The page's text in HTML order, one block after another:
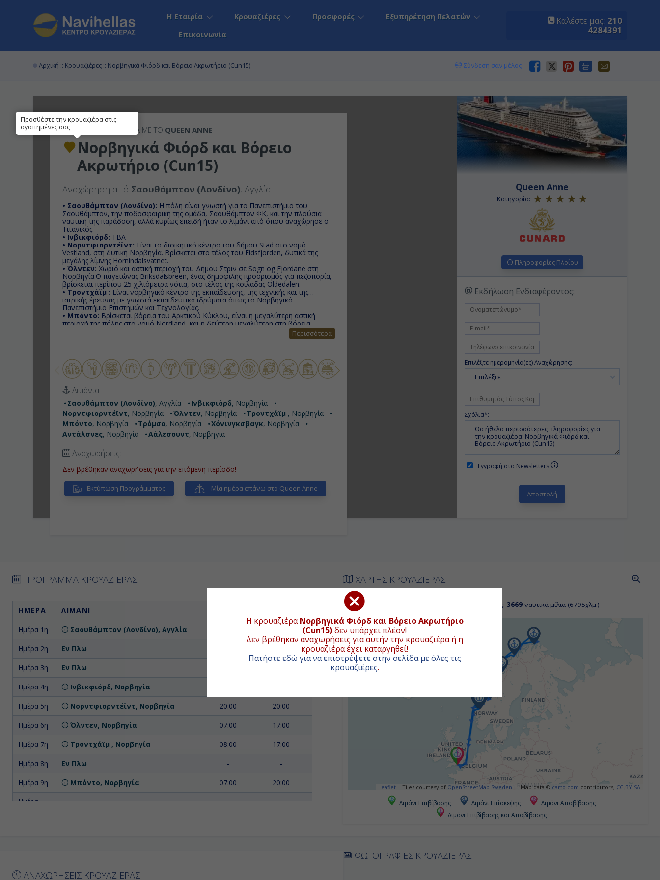
Η κρουαζιέραΝορβηγικά Φιόρδ και Βόρειο Ακρωτήριο
(Cun15)δεν υπάρχει πλέον!
Δεν βρέθηκαν αναχωρήσεις για αυτήν την κρουαζιέρα ή η
κρουαζιέρα έχει καταργηθεί!
Πατήστε εδώ για να επιστρέψετε στην σελίδα με όλες τις
κρουαζιέρες.
Η Εταιρία Κρουαζιέρες Προσφορές
Εξυπηρέτηση Πελατών
Επικοινωνία
Καλέστε μας: 210
4284391
Αρχική :: Κρουαζιέρες :: Νορβηγικά Φιόρδ και Βόρειο Ακρωτήριο (Cun15) Σύνδεση σαν μέλος
14ΉΜΕΡΗ ΚΡΟΥΑΖΙΕΡΑ ΜΕ ΤΟ QUEEN ANNE
Νορβηγικά Φιόρδ και Βόρειο
Ακρωτήριο (Cun15)
Αναχώρηση από Σαουθάμπτον (Λονδίνο), Αγγλία
• Σαουθάμπτον (Λονδίνο): H πόλη είναι γνωστή για το Πανεπιστήμιο του
Σαουθάμπτον, την ποδοσφαιρική της ομάδα, Σαουθάμπτον ΦΚ, και την πλούσια
ναυτική της παράδοση, αλλά κυρίως επειδή ήταν το λιμάνι από όπου αναχώρησε ο
Τιτανικός.
• Ινβικφιόρδ: TBA
• Νορντφιορντέϊντ: Eίναι το διοικητικό κέντρο του δήμου Stad στο νομό
Vestland, στη δυτική Νορβηγία. Βρίσκεται στο τέλος του Eidsfjorden, δυτικά της
μεγάλης λίμνης Hornindalsvatnet.
• Όλντεν:Χωριό και αστική περιοχή του Δήμου Στριν σε Sogn og Fjordane στη
Νορβηγία.Ο παγετώνας Briksdalsbreen, ένας δημοφιλής προορισμός για πεζοπορία,
βρίσκεται περίπου 25 χιλιόμετρα νότια, στο τέλος της κοιλάδας Oldedalen.
• Τροντχάϊμ : Είναι νορβηγικό κέντρο της εκπαίδευσης, της τεχνικής και της
ιατρικής έρευνας με γνωστά εκπαιδευτικά ιδρύματα όπως το Νορβηγικό
Πανεπιστήμιο Επιστημών και Τεχνολογίας.
• Μπόντο: Bρίσκεται βόρεια του Αρκτικού Κύκλου, είναι η μεγαλύτερη αστική
περιοχή της πόλης στο νομό Nordland, και η δεύτερη μεγαλύτερη στη βόρεια
Το μεγαλύτερο μέρος της, συμπεριλαμβανομένου του κέντρου της
• Χόνινγκσβαγκ: Για να ακαλύψετε πως επιβίωναν οι άνθρωποι σ’ αυτήν την
αφιλόξενη περιοχή, με τα ακραία καιρικά φαινόμενα, θα επισκεφθείτε το North Cape
Museum.
• Αντάλσνες:
εικοσιτετράωρο επικρατεί σκοτάδι.
• Αάλεσουντ:Aπό τις λίγες πόλεις, σε στυλ Art Nouveau, που υπάρχουν ακόμη σε
ολόκληρο το κόσμο, με ατμόσφαιρα και ξεχωριστό χαρακτήρα που εκτιμάται από
τους κατοίκους της, αλλά και από πολυάριθμους επισκέπτες.
Περισσότερα
Λιμάνια:
Σαουθάμπτον (Λονδίνο), Αγγλία Ινβικφιόρδ, Νορβηγία
Νορντφιορντέϊντ, Νορβηγία Όλντεν, Νορβηγία Τροντχάϊμ , Νορβηγία
Μπόντο, Νορβηγία Τρόμσο, Νορβηγία Χόνινγκσβαγκ, Νορβηγία
Αντάλσνες, Νορβηγία Αάλεσουντ, Νορβηγία
Αναχωρήσεις:
Δεν βρέθηκαν αναχωρήσεις για την επόμενη περίοδο!
Εκτύπωση Προγράμματος Μία ημέρα επάνω στο Queen Anne
Queen Anne
Κατηγορία:
Πληροφορίες Πλοίου
Εκδήλωση Ενδιαφέροντος:
Επιλέξτε ημερομηνία(ες) Αναχώρησης:
Επιλέξτε
Σχόλια*:
Εγγραφή στα Newsletters
ΠΡΟΓΡΑΜΜΑ ΚΡΟΥΑΖΙΕΡΑΣ
ΗΜΕΡΑ ΛΙΜΑΝΙ
Ημέρα 1η Σαουθάμπτον (Λονδίνο), Αγγλία
Ημέρα 2η Εν Πλω
Ημέρα 3η Εν Πλω
Ημέρα 4η Ινβικφιόρδ, Νορβηγία
Ημέρα 5η Νορντφιορντέϊντ, Νορβηγία 20:00 20:00
Ημέρα 6η Όλντεν, Νορβηγία 07:00 17:00
Ημέρα 7η Τροντχάϊμ , Νορβηγία 08:00 17:00
Ημέρα 8η Εν Πλω - -
Ημέρα 9η Μπόντο, Νορβηγία 07:00 20:00
Ημέρα
ΧΑΡΤΗΣ ΚΡΟΥΑΖΙΕΡΑΣ
Συνολική απόσταση κρουαζιέρας:3669 ναυτικά μίλια (6795χλμ.)
+
−
Leaflet | Tiles courtesy of OpenStreetMap Sweden — Map data © carto.com contributors, CC-BY-SA
Λιμάνι Επιβίβασης Λιμάνι Επίσκεψης
Λιμάνι Αποβίβασης
Λιμάνι Επιβίβασης και Αποβίβασης
ΑΝΑΧΩΡΗΣΕΙΣ ΚΡΟΥΑΖΙΕΡΑΣ
ΦΩΤΟΓΡΑΦΙΕΣ ΚΡΟΥΑΖΙΕΡΑΣ
Προσθέστε την κρουαζιέρα στις
αγαπημένες σας